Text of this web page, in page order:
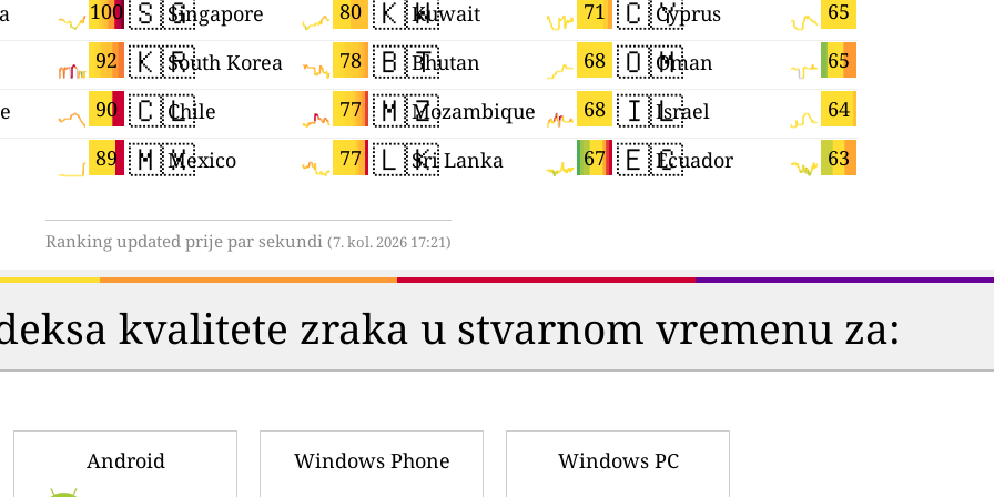
100
92
90
89
🇸🇬 80
Singapore
🇰🇷 78
South Korea
🇨🇱 77
Chile
🇲🇽 77
Mexico
🇰🇼 71
Kuwait
🇧🇹 68
Bhutan
🇲🇿 68
Mozambique
🇱🇰 67
Sri Lanka
🇨🇾 65
Cyprus
🇴🇲 65
Oman
🇮🇱 64
Israel
🇪🇨 63
Ecuador
Ranking updated prije par sekundi (7. kol. 2026 17:21)
kvalitete zraka u stvarnom vremenu za:
Android Windows Phone Windows PC